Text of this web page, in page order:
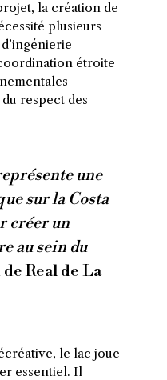
la création de
plusieurs
étroite
respect des
une
sur la Costa
créer un
au sein du
Real de La
le lac joue
essentiel. Il